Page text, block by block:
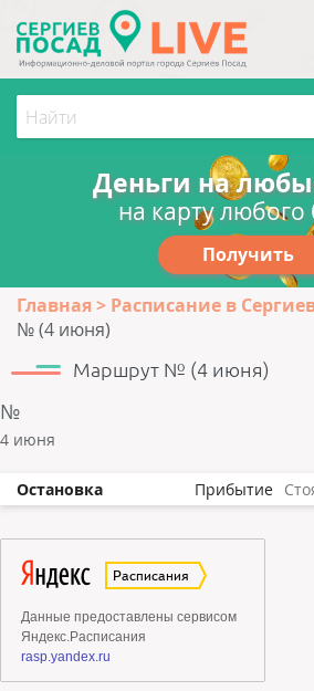
Деньги на
на карту любого
Получить
Главная
Расписание в
№ (4 июня)
Маршрут № (4 июня)
№
4 июня
Остановка Прибытие